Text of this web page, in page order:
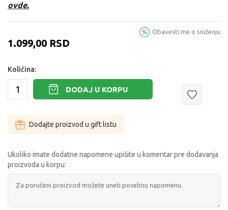
ovde.
1.099,00 RSD
Obavesti me o sniženju
Količina:
DODAJ U KORPU
Dodajte proizvod u gift listu
Ukoliko imate dodatne napomene upišite u komentar pre dodavanja
proizvoda u korpu: